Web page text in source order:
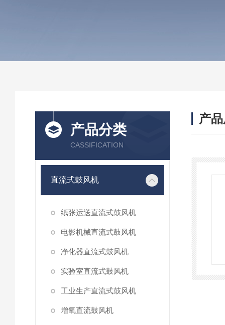
产品分类
CASSIFICATION
直流式鼓风机
纸张运送直流式鼓风机
电影机械直流式鼓风机
净化器直流式鼓风机
实验室直流式鼓风机
工业生产直流式鼓风机
增氧直流鼓风机
产